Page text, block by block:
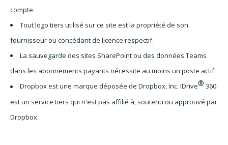
compte.
Tout logo tiers utilisé sur ce site est la propriété de son
fournisseur ou concédant de licence respectif.
La sauvegarde des sites SharePoint ou des données Teams
dans les abonnements payants nécessite au moins un poste actif.
Dropbox est une marque déposée de Dropbox, Inc. IDrive® 360
est un service tiers qui n'est pas affilié à, soutenu ou approuvé par
Dropbox.